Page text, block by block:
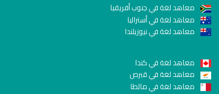
معاهد لغة في جنوب أفريقيا
معاهد لغة في أستراليا
معاهد لغة في نيوزيلندا
معاهد لغة في كندا
معاهد لغة في قبرص
معاهد لغة في مالطا